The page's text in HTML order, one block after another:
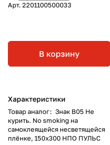
Арт. 2201100500033
В корзину
Характеристики
Товар аналог: Знак B05 Не
курить. No smoking на
самоклеящейся несветящейся
плёнке, 150х300 НПО ПУЛЬС